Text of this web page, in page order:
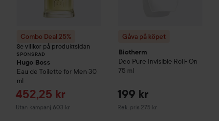
Combo Deal 25%
Se villkor på produktsidan
SPONSRAD
Hugo Boss
Eau de Toilette for Men 30
ml
Reapris
452,25 kr
Utan kampanj 603 kr
Gåva på köpet
Biotherm
Deo Pure Invisible Roll- On
75 ml
199 kr
Rek. pris 275 kr
Rekommenderat pris 275 kr